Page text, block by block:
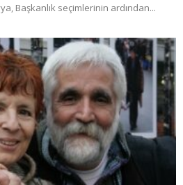
Başkanlık seçimlerinin ardından...